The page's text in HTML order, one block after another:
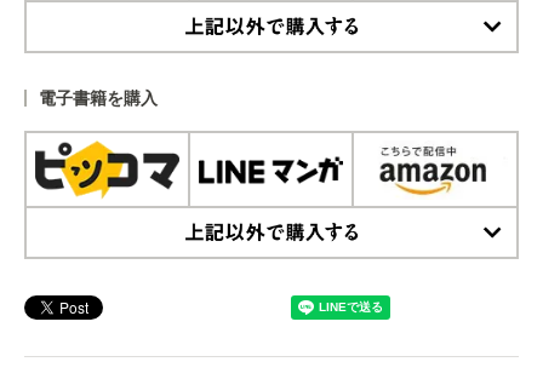
電子書籍を購入